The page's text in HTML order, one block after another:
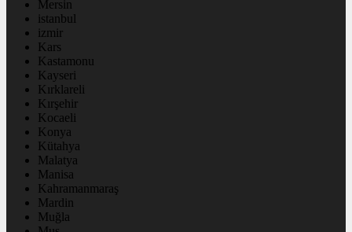
Mersin
istanbul
izmir
Kars
Kastamonu
Kayseri
Kırklareli
Kırşehir
Kocaeli
Konya
Kütahya
Malatya
Manisa
Kahramanmaraş
Mardin
Muğla